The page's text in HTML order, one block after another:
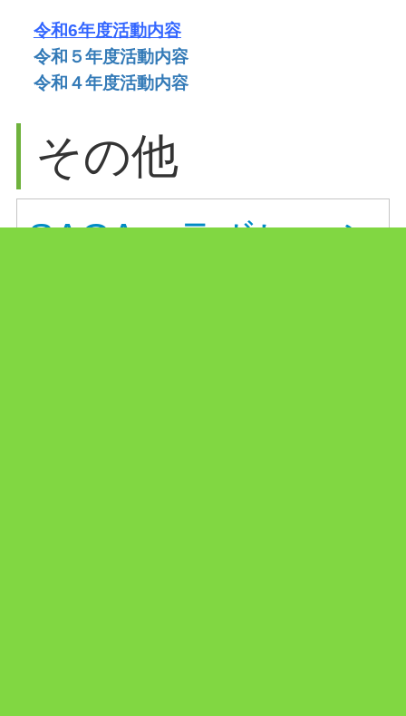
令和6年度活動内容
令和５年度活動内容
令和４年度活動内容
その他
SAGAコラボレーシ